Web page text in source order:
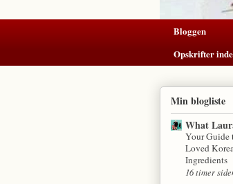
Bloggen
Opskrifter
Min blogliste
What
Your Guide
Loved
Ingredients
16 timer